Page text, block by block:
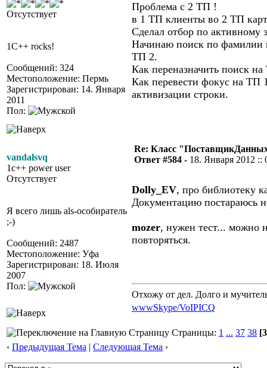
Отсутствует
1C++ rocks!
Сообщений: 324
Местоположение: Пермь
Зарегистрирован: 14. Января
2011
Пол:
Проблема с 2 ТП !
в 1 ТП клиенты во 2 ТП
Сделал отбор по
Начинаю поиск по фамилии
ТП 2.
Как переназначить поиск
Как перевести фокус на ТП
активизации строки.
vandalsvq
1c++ power user
Отсутствует
Я всего лишь als-особиратель
;-)
Сообщений: 2487
Местоположение: Уфа
Зарегистрирован: 18. Июля
2007
Пол:
Re: Класс
Ответ #584 - 18. Января 2012 ::
Dolly_EV, про библиотеку
Документацию постараюсь
mozer, нужен тест... можно
повторяться.
Отхожу от дел. Долго и
wwwSkype/VoIPICQ
Страницы: 1 ... 37 38
‹ Предыдущая Тема | Следующая Тема ›